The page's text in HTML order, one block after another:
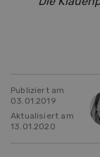
Publiziert am
03.01.2019
Aktualisiert am
13.01.2020